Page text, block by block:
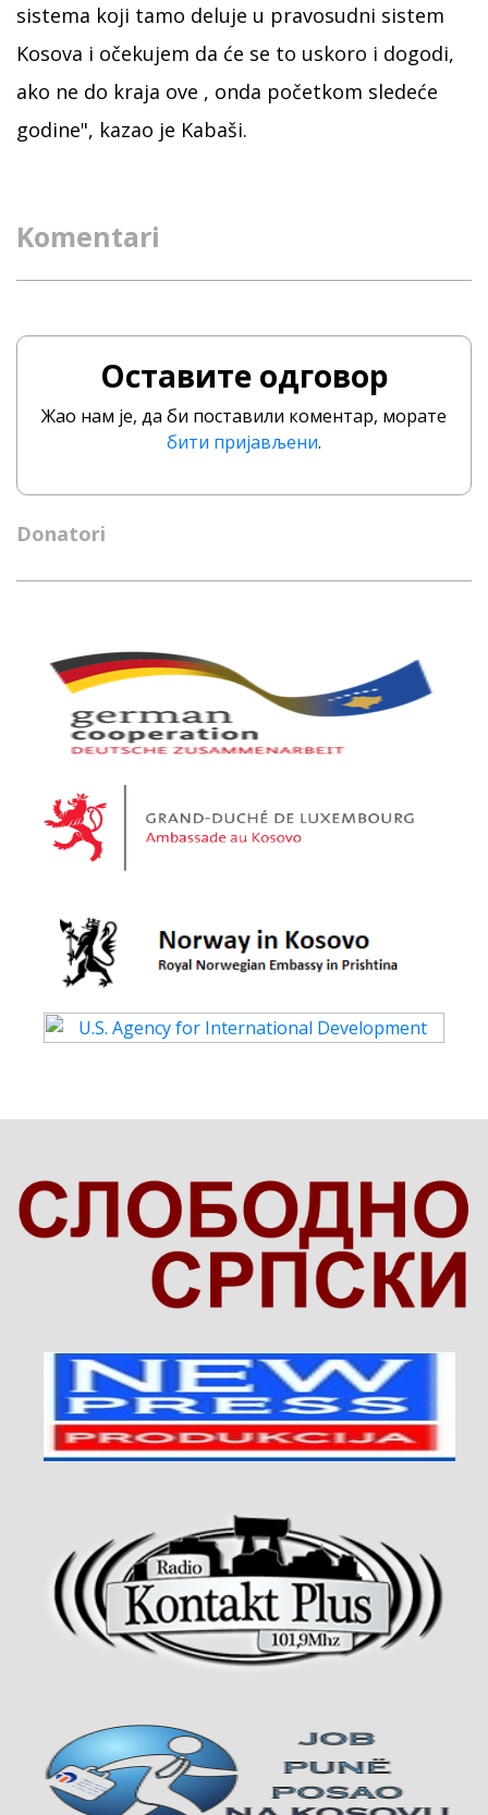
sistema koji tamo deluje u pravosudni sistem
Kosova i očekujem da će se to uskoro i dogodi,
ako ne do kraja ove , onda početkom sledeće
godine", kazao je Kabaši.
Komentari
Оставите одговор
Жао нам је, да би поставили коментар, морате
бити пријављени.
Donatori